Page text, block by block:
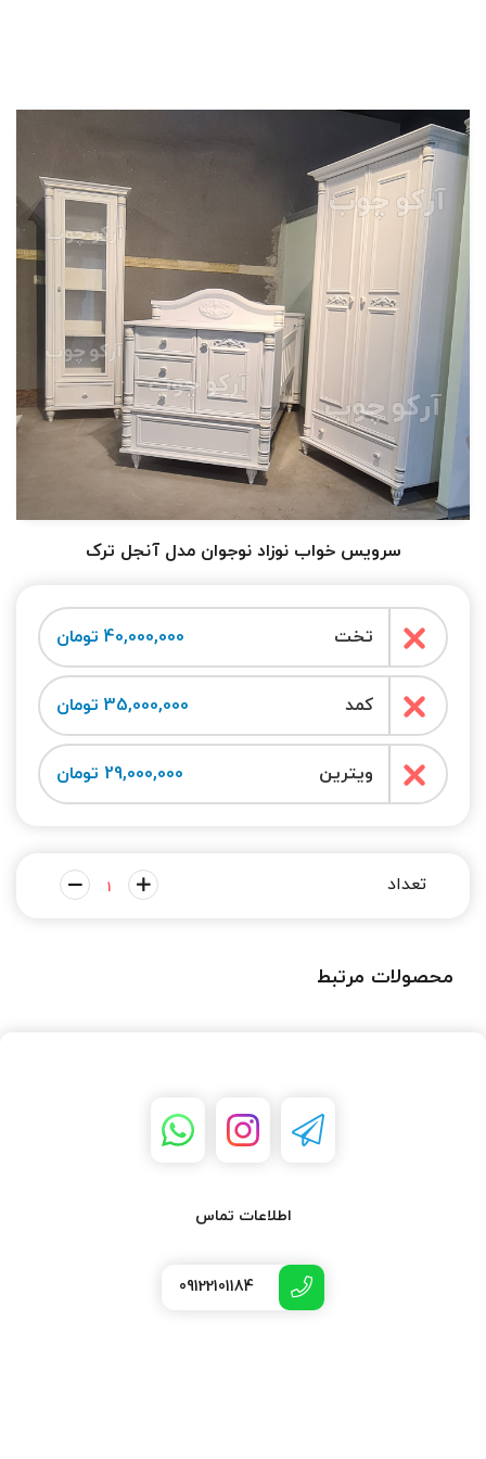
سرویس خواب نوزاد نوجوان مدل آنجل ترک
تخت 40,000,000 تومان
کمد 35,000,000 تومان
ویترین 29,000,000 تومان
محصولات مرتبط
اطلاعات تماس
09122101184